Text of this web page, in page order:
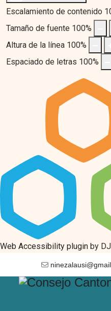
Escalamiento de contenido
Tamaño de fuente 100%
Altura de la línea 100%
Espaciado de letras 100%
Web Accessibility plugin by